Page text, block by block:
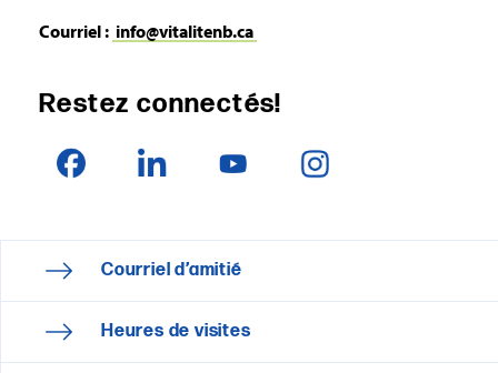
Courriel : info@vitalitenb.ca
Restez connectés!
Courriel d’amitié
Heures de visites